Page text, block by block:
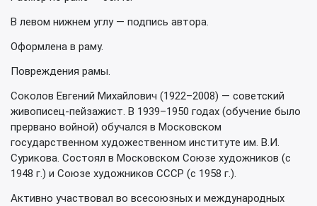
В левом нижнем углу — подпись автора.
Оформлена в раму.
Повреждения рамы.
Соколов Евгений Михайлович (1922–2008) — советский
живописец-пейзажист. В 1939–1950 годах (обучение было
прервано войной) обучался в Московском
государственном художественном институте им. В.И.
Сурикова. Состоял в Московском Союзе художников (с
1948 г.) и Союзе художников СССР (с 1958 г.).
Активно участвовал во всесоюзных и международных